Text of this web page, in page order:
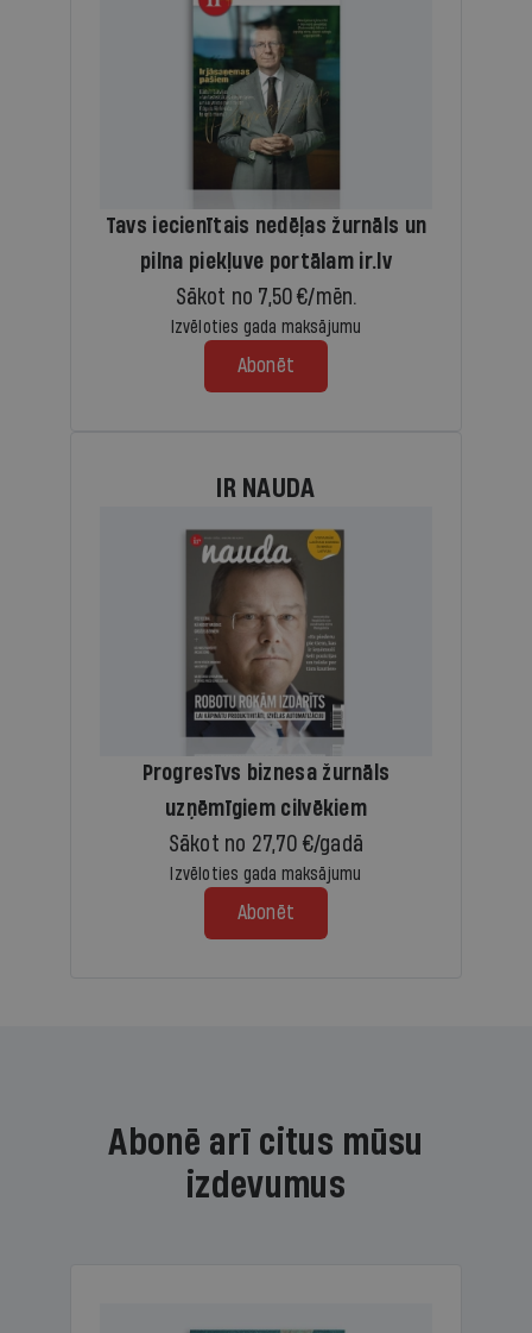
Tavs iecienītais nedēļas žurnāls un
pilna piekļuve portālam ir.lv
Sākot no 7,50 €/mēn.
Izvēloties gada maksājumu
Abonēt
IR NAUDA
Progresīvs biznesa žurnāls
uzņēmīgiem cilvēkiem
Sākot no 27,70 €/gadā
Izvēloties gada maksājumu
Abonēt
Abonē arī citus mūsu
izdevumus